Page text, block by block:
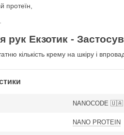
протеїн,
рук Екзотик -
кількість крему на шкіру і
NANOCODE 🇺🇦
NANO PROTEIN